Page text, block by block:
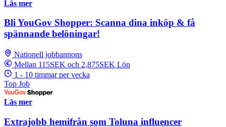
Läs mer
Bli YouGov Shopper: Scanna dina inköp & få
spännande belöningar!
Nationell jobbannons
Mellan 115SEK och 2,875SEK Lön
1 - 10 timmar per vecka
Top Job
Läs mer
Extrajobb hemifrån som Toluna influencer